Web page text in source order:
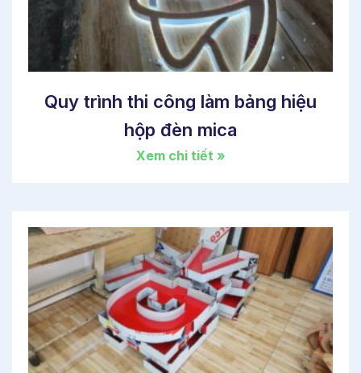
Quy trình thi công làm bảng hiệu
hộp đèn mica
Xem chi tiết »